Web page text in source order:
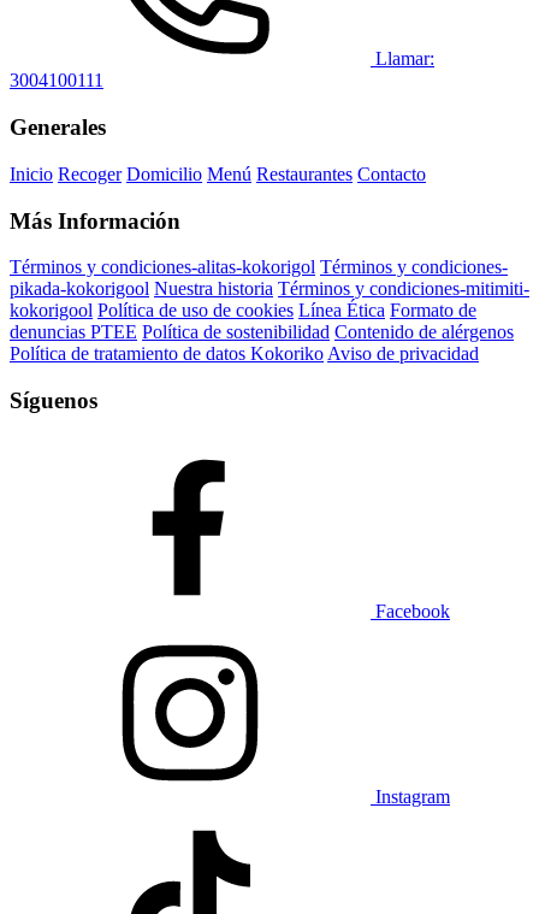
Llamar:
3004100111
Generales
Inicio Recoger Domicilio Menú Restaurantes Contacto
Más Información
Términos y condiciones-alitas-kokorigol Términos y condiciones-
pikada-kokorigool Nuestra historia Términos y condiciones-mitimiti-
kokorigool Política de uso de cookies Línea Ética Formato de
denuncias PTEE Política de sostenibilidad Contenido de alérgenos
Política de tratamiento de datos Kokoriko Aviso de privacidad
Síguenos
Facebook
Instagram